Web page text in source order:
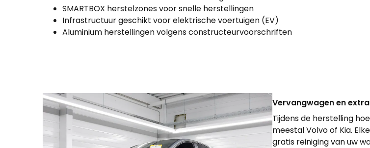
SMARTBOX herstelzones voor snelle herstellingen
Infrastructuur geschikt voor elektrische voertuigen (EV)
Aluminium herstellingen volgens constructeurvoorschriften
Vervangwagen en
Tijdens de herstelling
meestal Volvo of Kia.
gratis reiniging van uw